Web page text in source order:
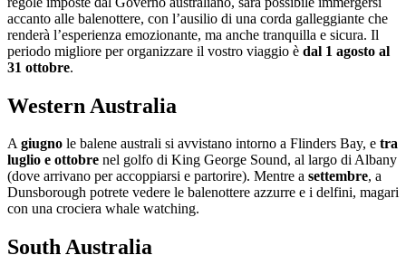
accanto alle balenottere, con l’ausilio di una corda galleggiante che
renderà l’esperienza emozionante, ma anche tranquilla e sicura. Il
periodo migliore per organizzare il vostro viaggio è dal 1 agosto al
31 ottobre.
Western Australia
Agiugno le balene australi si avvistano intorno a Flinders Bay, e tra
luglio e ottobre nel golfo di King George Sound, al largo di Albany
(dove arrivano per accoppiarsi e partorire). Mentre a settembre, a
Dunsborough potrete vedere le balenottere azzurre e i delfini, magari
con una crociera whale watching.
South Australia